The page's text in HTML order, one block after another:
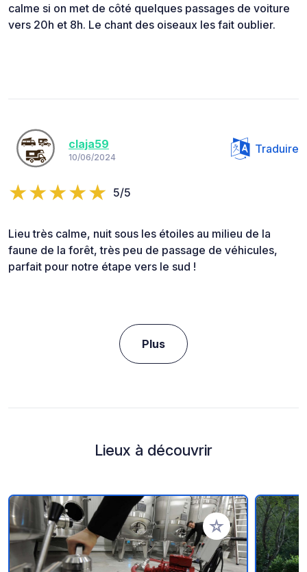
calme si on met de côté quelques passages de voiture
vers 20h et 8h. Le chant des oiseaux les fait oublier.
claja59
10/06/2024
Traduire
5/5
Lieu très calme, nuit sous les étoiles au milieu de la
faune de la forêt, très peu de passage de véhicules,
parfait pour notre étape vers le sud !
Plus
Lieux à découvrir
Ajouter à vos